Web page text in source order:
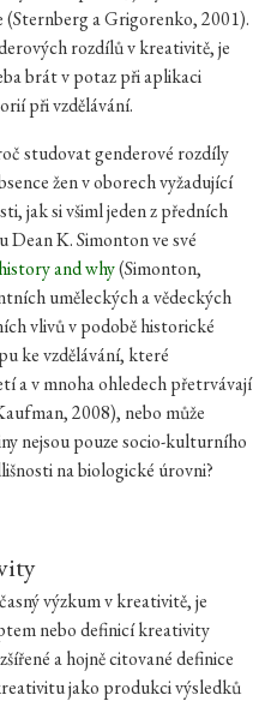
a Grigorenko, 2001).
rozdílů v kreativitě, je
brát v potaz při aplikaci
při vzdělávání.
studovat genderové rozdíly
žen v oborech vyžadující
jak si všiml jeden z předních
K. Simonton ve své
and why(Simonton,
uměleckých a vědeckých
vlivů v podobě historické
ke vzdělávání, které
a v mnoha ohledech přetrvávají
2008), nebo může
nejsou pouze socio-kulturního
na biologické úrovni?
výzkum v kreativitě, je
nebo definicí kreativity
a hojně citované definice
jako produkci výsledků